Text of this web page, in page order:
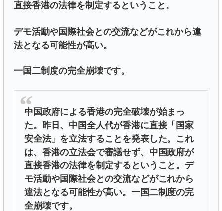
直接香港の法律を制定するということ。
デモ活動や国際社会との交流などがこれから違
法となる可能性が高い。
一国二制度の完全崩壊です。
中国政府による香港の完全破壊が始まっ
た。昨日、中国全人代が香港に直接「国家
安全法」を立法することを発表した。これ
は、香港の立法会で審議せず、中国政府が
直接香港の法律を制定するということ。デ
モ活動や国際社会との交流などがこれから
違法となる可能性が高い。一国二制度の完
全崩壊です。